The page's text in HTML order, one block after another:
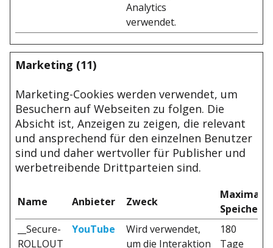
Analytics
verwendet.
Marketing (11)
Marketing-Cookies werden verwendet, um
Besuchern auf Webseiten zu folgen. Die
Absicht ist, Anzeigen zu zeigen, die relevant
und ansprechend für den einzelnen Benutzer
sind und daher wertvoller für Publisher und
werbetreibende Drittparteien sind.
Name Anbieter Zweck
Maximale
__Secure-
ROLLOUT
YouTube
Wird verwendet,
um die Interaktion
180
Tage